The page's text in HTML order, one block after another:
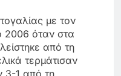
με τον
2006 όταν στα
από τη
τερμάτισαν